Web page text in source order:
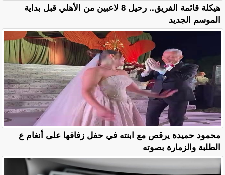
هيكلة قائمة الفريق.. رحيل 8 لاعبين من الأهلي قبل بداية
الموسم الجديد
محمود حميدة يرقص مع ابنته في حفل زفافها على أنغام ع
الطلبة والزمارة بصوته